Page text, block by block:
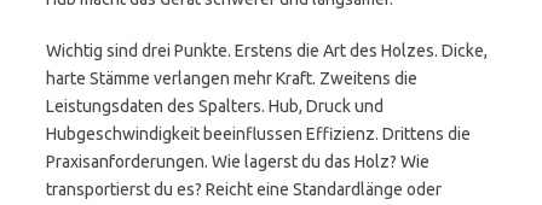
Wichtig sind drei Punkte. Erstens die Art des Holzes. Dicke,
harte Stämme verlangen mehr Kraft. Zweitens die
Leistungsdaten des Spalters. Hub, Druck und
Hubgeschwindigkeit beeinflussen Effizienz. Drittens die
Praxisanforderungen. Wie lagerst du das Holz? Wie
transportierst du es? Reicht eine Standardlänge oder